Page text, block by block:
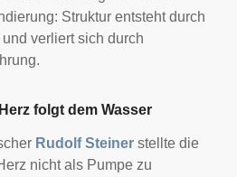
Struktur entsteht durch
verliert sich durch
folgt dem Wasser
Rudolf Steinerstellte die
nicht als Pumpe zu